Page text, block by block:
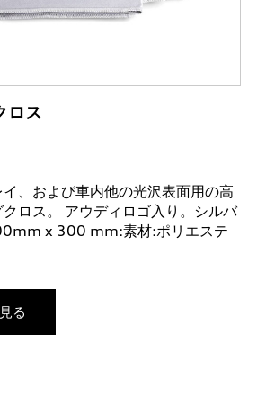
ロス
、および車内他の光沢表面用の高
ロス。 アウディロゴ入り。シルバ
x 300 mm:素材:ポリエステ
る